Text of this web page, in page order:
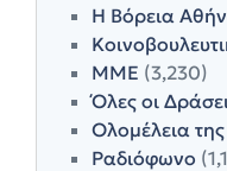
Η Βόρεια
ΜΜΕ (3,230)
Όλες οι
Ολομέλεια
Ραδιόφωνο